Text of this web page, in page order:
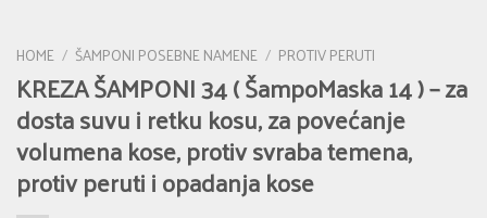
HOME / ŠAMPONI POSEBNE NAMENE / PROTIV PERUTI
KREZA ŠAMPONI 34 ( ŠampoMaska 14 ) – za
dosta suvu i retku kosu, za povećanje
volumena kose, protiv svraba temena,
protiv peruti i opadanja kose